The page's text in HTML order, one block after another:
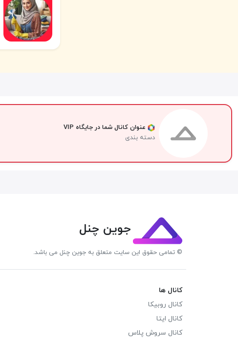
عنوان کانال شما در جایگاه VIP
دسته بندی
جوین چنل
© تمامی حقوق این سایت متعلق به جوین چنل می باشد.
کانال ها
کانال روبیکا
کانال ایتا
کانال سروش پلاس